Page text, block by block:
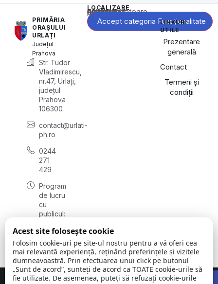
PRIMĂRIA
ORAȘULUI
URLAȚI
Județul
Prahova
Str. Tudor
Vladimirescu,
nr.47, Urlați,
județul
Prahova
106300
contact@urlati-
ph.ro
0244
271
429
Program
de lucru
cu
publicul:
vineri
08:00 -
16:30
LOCALIZARE
Acest conținut este blocat până când acceptați categoria corespunzătoare de cookie-uri.
Accept categoria Funcționalitate
LINKURI
UTILE
Prezentare
generală
Contact
Termeni și
condiții
Acest site folosește cookie
Folosim cookie-uri pe site-ul nostru pentru a vă oferi cea
mai relevantă experiență, reținând preferințele și vizitele
dumneavoastră. Prin efectuarea unui click pe butonul
„Sunt de acord”, sunteți de acord ca TOATE cookie-urile să
fie utilizate. De asemenea, puteți să refuzați cookie-urile